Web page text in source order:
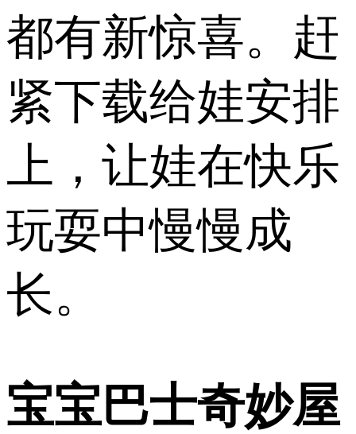
都有新惊喜。赶
紧下载给娃安排
上，让娃在快乐
玩耍中慢慢成
长。
宝宝巴士奇妙屋